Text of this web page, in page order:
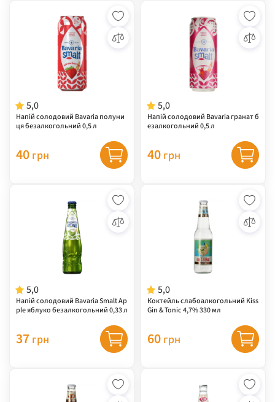
5,0
Напій солодовий Bavaria полуни
ця безалкогольний 0,5 л
40 грн
5,0
Напій солодовий Bavaria гранат б
езалкогольний 0,5 л
40 грн
5,0
Напій солодовий Bavaria Smalt Ap
ple яблуко безалкогольний 0,33 л
37 грн
5,0
Коктейль слабоалкогольний Kiss
Gin & Tonic 4,7% 330 мл
60 грн